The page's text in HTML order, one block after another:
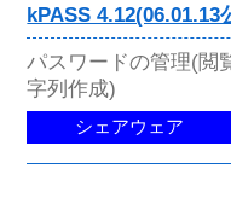
kPASS 4.12(06.01.13
パスワードの管理(閲
字列作成)
シェアウェア